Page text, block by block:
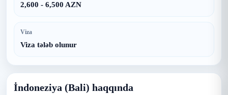
2,600 - 6,500 AZN
Viza
Viza tələb olunur
İndoneziya (Bali) haqqında